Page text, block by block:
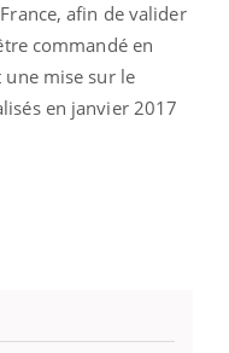
afin de valider
commandé en
mise sur le
en janvier 2017